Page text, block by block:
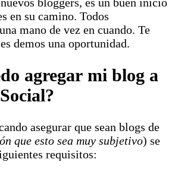
en su camino. Todos
mano de vez en cuando. Te
demos una oportunidad.
agregar mi blog a
asegurar que sean blogs de
que esto sea muy subjetivo) se
requisitos: